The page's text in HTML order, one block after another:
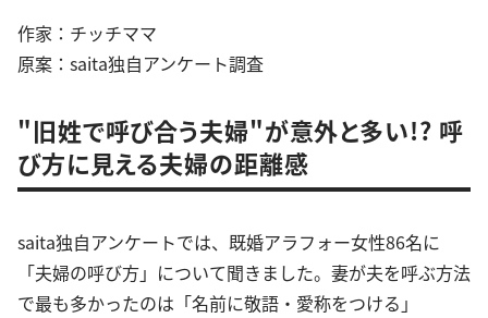
作家：チッチママ
原案：saita独自アンケート調査
"旧姓で呼び合う夫婦"が意外と多い!? 呼
び方に見える夫婦の距離感
saita独自アンケートでは、既婚アラフォー女性86名に
「夫婦の呼び方」について聞きました。妻が夫を呼ぶ方法
で最も多かったのは「名前に敬語・愛称をつける」